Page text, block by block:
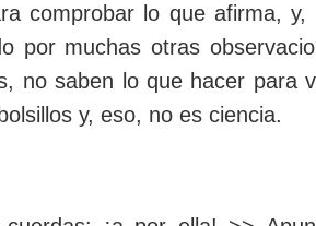
comprobar lo que afirma,
por muchas otras
no saben lo que hacer para
y, eso, no es ciencia.